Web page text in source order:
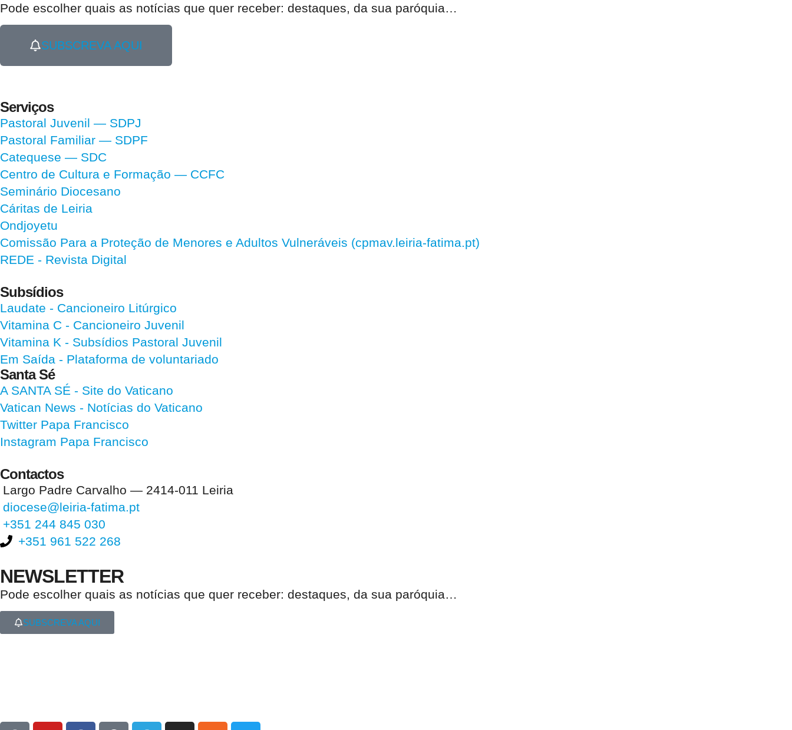
Pode escolher quais as notícias que quer receber: destaques, da sua paróquia
SUBSCREVA AQUI
Serviços
Pastoral Juvenil — SDPJ
Pastoral Familiar — SDPF
Catequese — SDC
Centro de Cultura e Formação — CCFC
Seminário Diocesano
Cáritas de Leiria
Ondjoyetu
Comissão Para a Proteção de Menores e Adultos Vulneráveis (cpmav.leiria-fatima.pt)
REDE - Revista Digital
Subsídios
Laudate - Cancioneiro Litúrgico
Vitamina C - Cancioneiro Juvenil
Vitamina K - Subsídios Pastoral Juvenil
Em Saída - Plataforma de voluntariado
Santa Sé
A SANTA SÉ - Site do Vaticano
Vatican News - Notícias do Vaticano
Twitter Papa Francisco
Instagram Papa Francisco
Contactos
Largo Padre Carvalho — 2414-011 Leiria
diocese@leiria-fatima.pt
+351 244 845 030
+351 961 522 268
NEWSLETTER
Pode escolher quais as notícias que quer receber: destaques, da sua paróquia…
SUBSCREVA AQUI